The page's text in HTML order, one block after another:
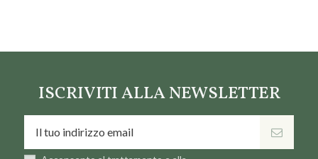
ISCRIVITI ALLA NEWSLETTER